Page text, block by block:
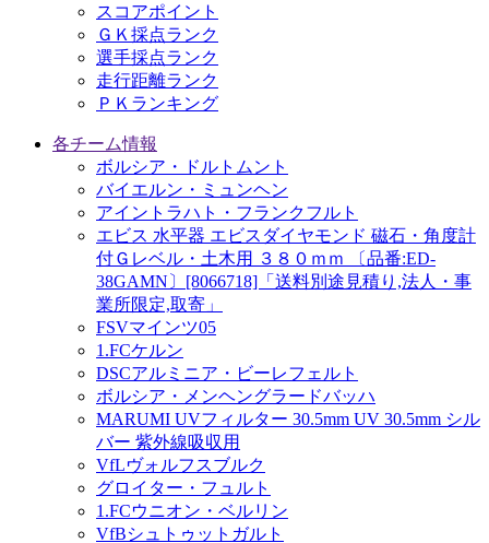
スコアポイント
ＧＫ採点ランク
選手採点ランク
走行距離ランク
ＰＫランキング
各チーム情報
ボルシア・ドルトムント
バイエルン・ミュンヘン
アイントラハト・フランクフルト
エビス 水平器 エビスダイヤモンド 磁石・角度計
付Ｇレベル・土木用 ３８０ｍｍ 〔品番:ED-
38GAMN〕[8066718]「送料別途見積り,法人・事
業所限定,取寄」
FSVマインツ05
1.FCケルン
DSCアルミニア・ビーレフェルト
ボルシア・メンヘングラードバッハ
MARUMI UVフィルター 30.5mm UV 30.5mm シル
バー 紫外線吸収用
VfLヴォルフスブルク
グロイター・フュルト
1.FCウニオン・ベルリン
VfBシュトゥットガルト